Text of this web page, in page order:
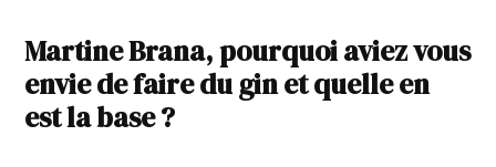
Martine Brana, pourquoi aviez vous
envie de faire du gin et quelle en
est la base ?